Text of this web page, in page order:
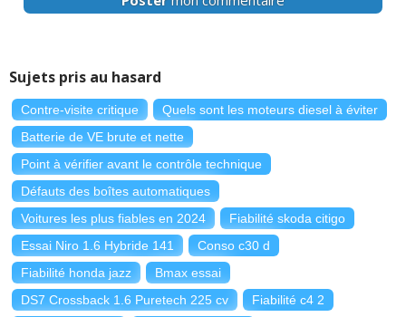
Sujets pris au hasard
Contre-visite critique
Quels sont les moteurs diesel à éviter
Batterie de VE brute et nette
Point à vérifier avant le contrôle technique
Défauts des boîtes automatiques
Voitures les plus fiables en 2024
Fiabilité skoda citigo
Essai Niro 1.6 Hybride 141
Conso c30 d
Fiabilité honda jazz
Bmax essai
DS7 Crossback 1.6 Puretech 225 cv
Fiabilité c4 2